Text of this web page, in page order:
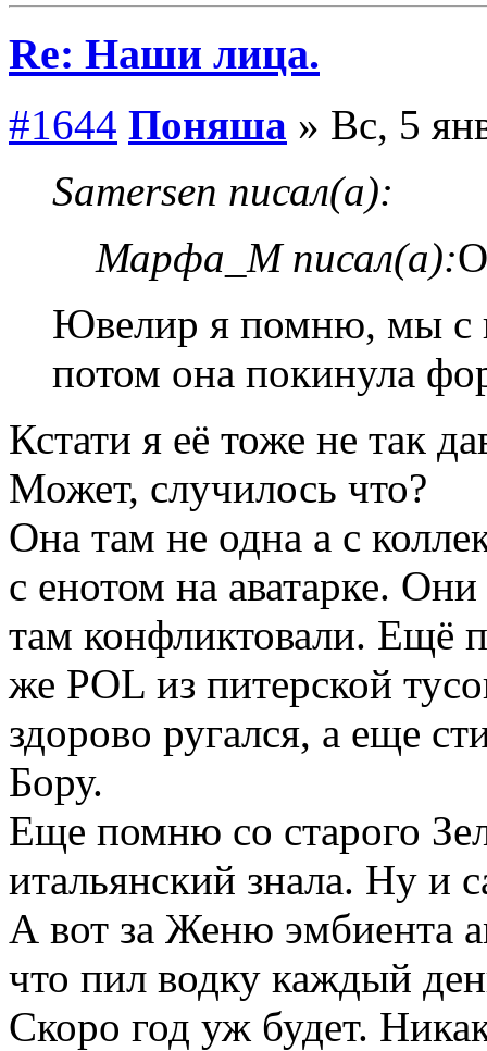
Re: Наши лица.
#1644 Поняша » Вс, 5
Samersen писал(а):
Марфа_М писал(а):
Ювелир я помню, мы с
потом она покинула
Кстати я её тоже не так
Может, случилось что?
Она там не одна а с
с енотом на аватарке.
там конфликтовали.
же POL из питерской
здорово ругался, а еще
Бору.
Еще помню со старого
итальянский знала. Ну и
А вот за Женю эмбиента
что пил водку каждый
Скоро год уж будет.